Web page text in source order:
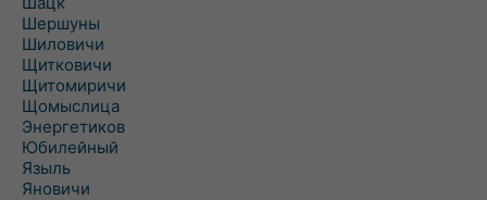
Шершуны
Шиловичи
Щитковичи
Щитомиричи
Щомыслица
Энергетиков
Юбилейный
Языль
Яновичи